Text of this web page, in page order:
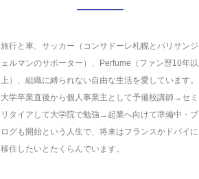
旅行と車、サッカー（コンサドーレ札幌とパリサンジ
ェルマンのサポーター）、Perfume（ファン歴10年以
上）、組織に縛られない自由な生活を愛しています。
大学卒業直後から個人事業主として予備校講師→セミ
リタイアして大学院で勉強→起業へ向けて準備中・ブ
ログも開始という人生で、将来はフランスかドバイに
移住したいとたくらんでいます。